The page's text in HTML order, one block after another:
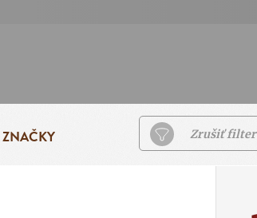
ZNAČKY Zrušiť filter